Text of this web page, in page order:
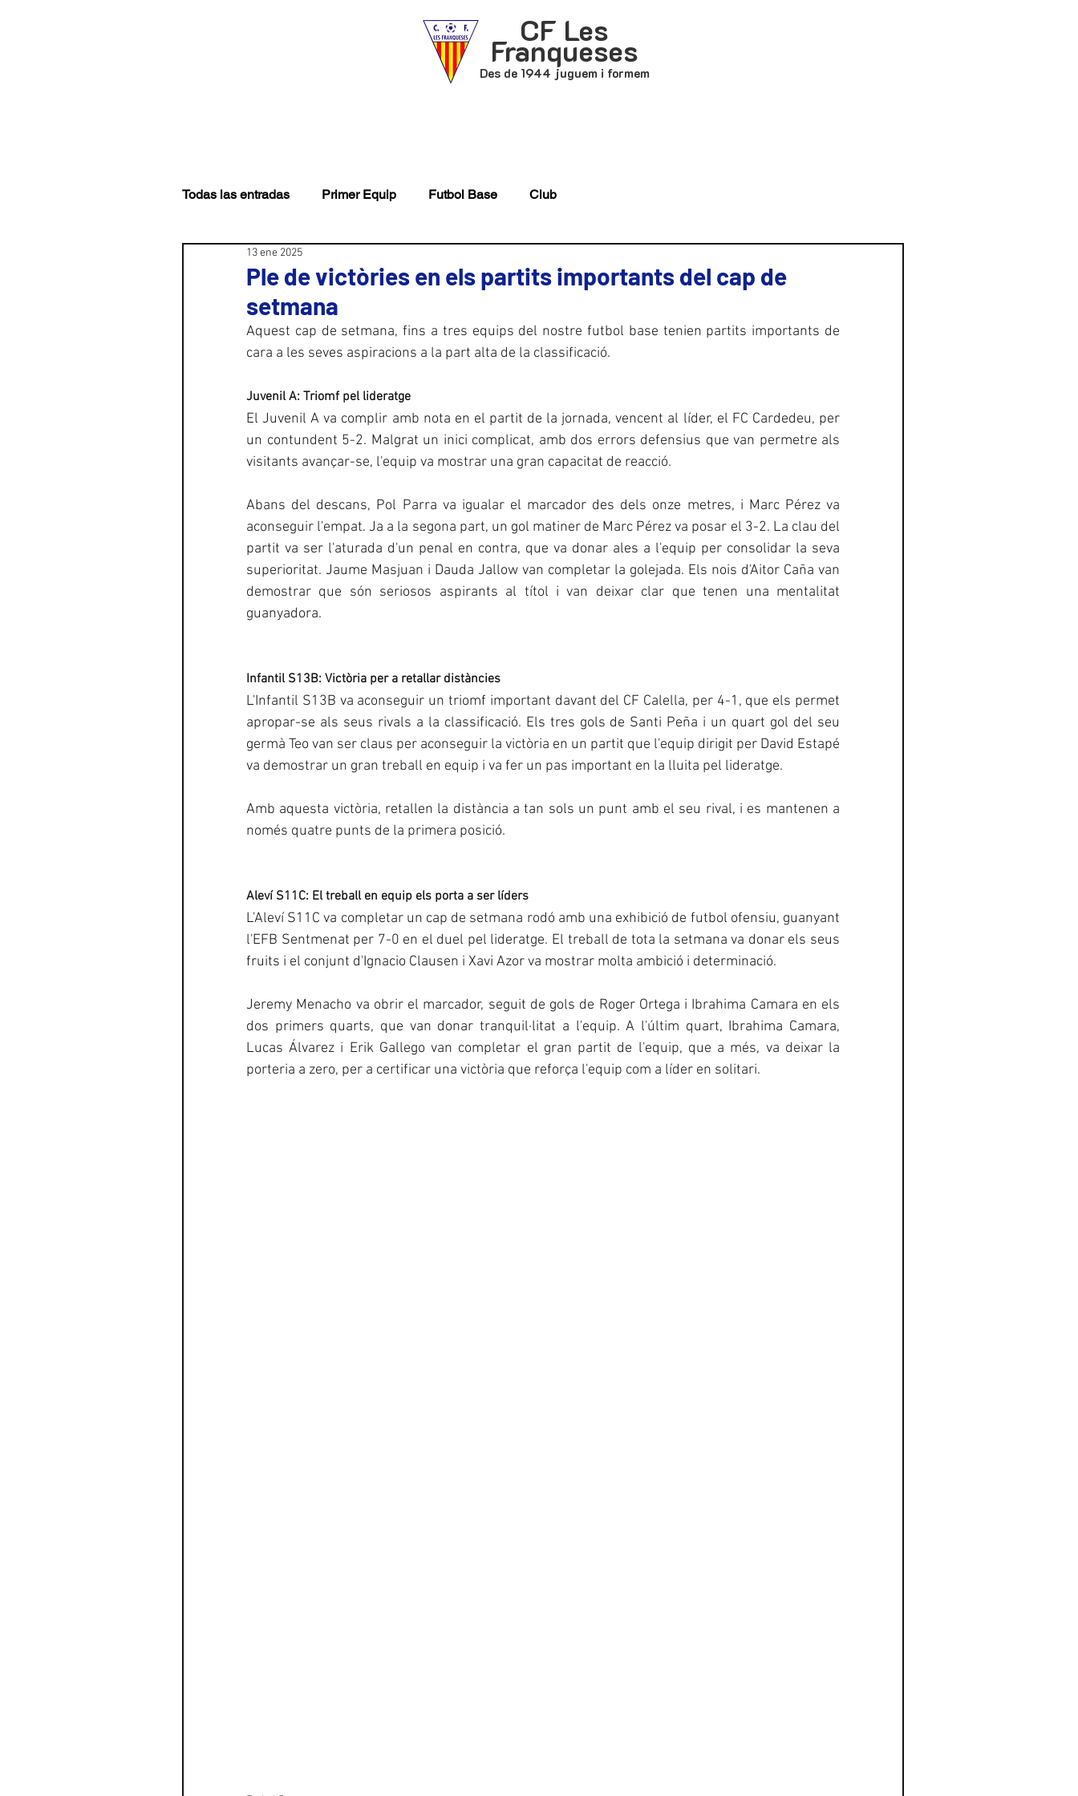
CF Les
Franqueses
Des de 1944 juguem i formem
Todas las entradas Primer Equip Futbol Base Club
Ple de victòries en els partits importants del cap de
setmana
13 ene 2025
Aquest cap de setmana, fins a tres equips del nostre futbol base tenien partits importants de
cara a les seves aspiracions a la part alta de la classificació.
Juvenil A: Triomf pel lideratge
El Juvenil A va complir amb nota en el partit de la jornada, vencent al líder, el FC Cardedeu, per
un contundent 5-2. Malgrat un inici complicat, amb dos errors defensius que van permetre als
visitants avançar-se, l'equip va mostrar una gran capacitat de reacció.
Abans del descans, Pol Parra va igualar el marcador des dels onze metres, i Marc Pérez va
aconseguir l'empat. Ja a la segona part, un gol matiner de Marc Pérez va posar el 3-2. La clau del
partit va ser l'aturada d'un penal en contra, que va donar ales a l'equip per consolidar la seva
superioritat. Jaume Masjuan i Dauda Jallow van completar la golejada. Els nois d'Aitor Caña van
demostrar que són seriosos aspirants al títol i van deixar clar que tenen una mentalitat
guanyadora.
Infantil S13B: Victòria per a retallar distàncies
L'Infantil S13B va aconseguir un triomf important davant del CF Calella, per 4-1, que els permet
apropar-se als seus rivals a la classificació. Els tres gols de Santi Peña i un quart gol del seu
germà Teo van ser claus per aconseguir la victòria en un partit que l'equip dirigit per David Estapé
va demostrar un gran treball en equip i va fer un pas important en la lluita pel lideratge.
Amb aquesta victòria, retallen la distància a tan sols un punt amb el seu rival, i es mantenen a
només quatre punts de la primera posició.
Aleví S11C: El treball en equip els porta a ser líders
L'Aleví S11C va completar un cap de setmana rodó amb una exhibició de futbol ofensiu, guanyant
l'EFB Sentmenat per 7-0 en el duel pel lideratge. El treball de tota la setmana va donar els seus
fruits i el conjunt d'Ignacio Clausen i Xavi Azor va mostrar molta ambició i determinació.
Jeremy Menacho va obrir el marcador, seguit de gols de Roger Ortega i Ibrahima Camara en els
dos primers quarts, que van donar tranquil·litat a l'equip. A l'últim quart, Ibrahima Camara,
Lucas Álvarez i Erik Gallego van completar el gran partit de l'equip, que a més, va deixar la
porteria a zero, per a certificar una victòria que reforça l'equip com a líder en solitari.